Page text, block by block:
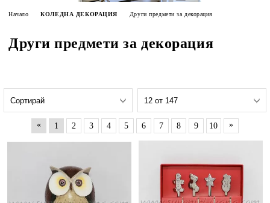
Начало КОЛЕДНА ДЕКОРАЦИЯ Други предмети за декорация
Други предмети за декорация
« 1 2 3 4 5 6 7 8 9 10 »